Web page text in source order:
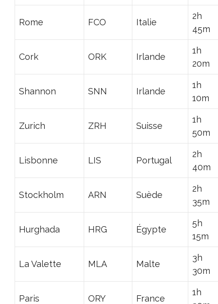
Rome FCO Italie
2h
45m
Cork ORK Irlande
1h
20m
Shannon SNN Irlande
1h
10m
Zurich ZRH Suisse
1h
50m
Lisbonne LIS Portugal
2h
40m
Stockholm ARN Suède
2h
35m
Hurghada HRG Égypte
5h
15m
La Valette MLA Malte
3h
30m
Paris ORY France
1h